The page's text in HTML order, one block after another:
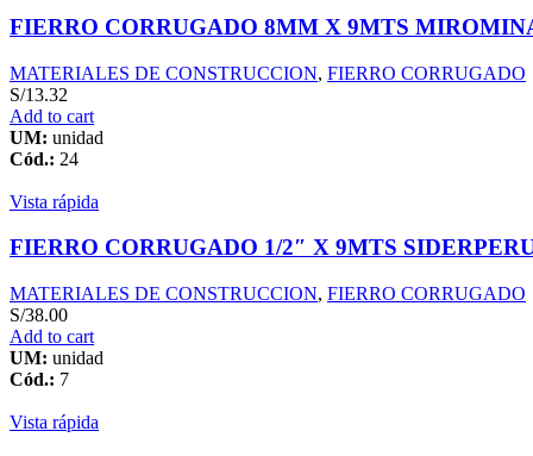
FIERRO CORRUGADO 8MM X 9MTS
MATERIALES DE CONSTRUCCION, FIERRO CORRUGADO
S/13.32
Add to cart
UM: unidad
Cód.: 24
Vista rápida
FIERRO CORRUGADO 1/2″ X 9MTS
MATERIALES DE CONSTRUCCION, FIERRO CORRUGADO
S/38.00
Add to cart
UM: unidad
Cód.: 7
Vista rápida